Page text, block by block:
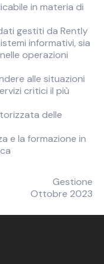
in materia di
gestiti da Rently
informativi, sia
operazioni
alle situazioni
critici il più
delle
e la formazione in
Gestione
Ottobre 2023